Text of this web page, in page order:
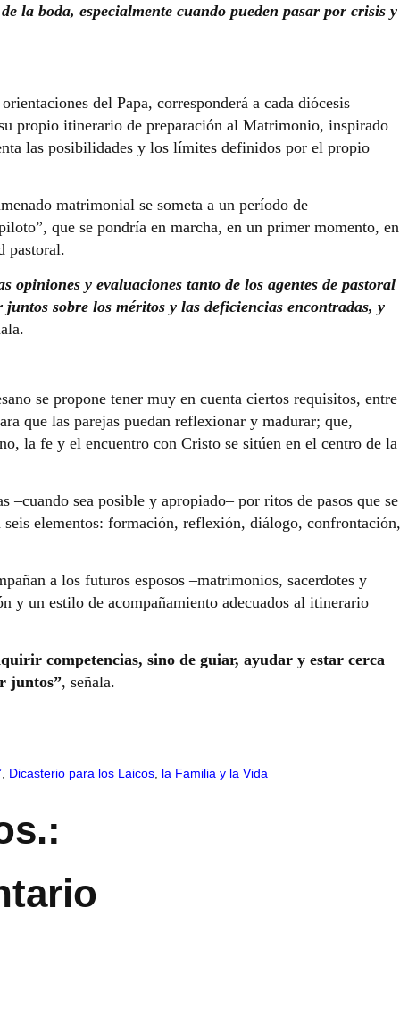
la boda, especialmente cuando pueden pasar por crisis y
del Papa, corresponderá a cada diócesis
propio itinerario de preparación al Matrimonio, inspirado
las posibilidades y los límites definidos por el propio
matrimonial se someta a un período de
que se pondría en marcha, en un primer momento, en
pastoral.
opiniones y evaluaciones tanto de los agentes de pastoral
sobre los méritos y las deficiencias encontradas, y
se propone tener muy en cuenta ciertos requisitos, entre
que las parejas puedan reflexionar y madurar; que,
la fe y el encuentro con Cristo se sitúen en el centro de la
–cuando sea posible y apropiado– por ritos de pasos que se
elementos: formación, reflexión, diálogo, confrontación,
a los futuros esposos –matrimonios, sacerdotes y
y un estilo de acompañamiento adecuados al itinerario
competencias, sino de guiar, ayudar y estar cerca
juntos”, señala.
Dicasterio para los Laicos la Familia y la Vida